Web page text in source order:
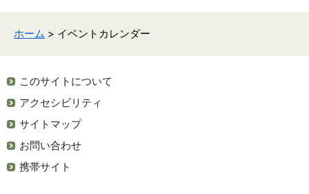
ホーム > イベントカレンダー
このサイトについて
アクセシビリティ
サイトマップ
お問い合わせ
携帯サイト